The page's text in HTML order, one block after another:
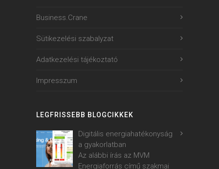
Business.Crane
Sütikezelési szabalyzat
Adatkezelési tájékoztató
Impresszum
LEGFRISSEBB BLOGCIKKEK
Digitális energiahatékonyság
a gyakorlatban
Az alábbi írás az MVM
Energiaforrás című szakmai